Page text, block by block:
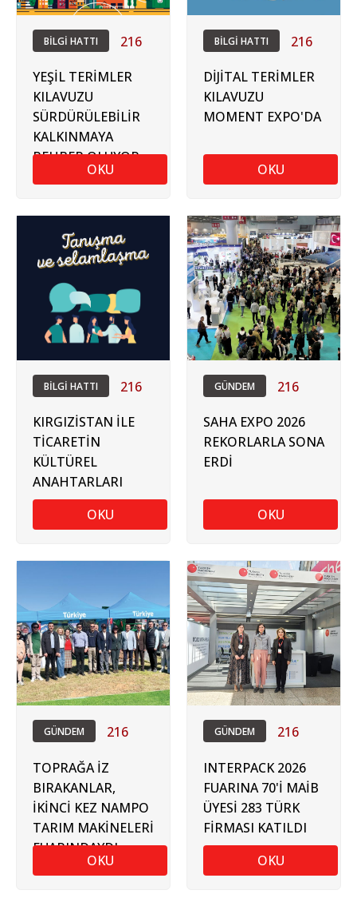
BİLGİ HATTI 216
YEŞİL TERİMLER
KILAVUZU
SÜRDÜRÜLEBİLİR
KALKINMAYA
REHBER OLUYOR
OKU
BİLGİ HATTI 216
DİJİTAL TERİMLER
KILAVUZU
MOMENT EXPO'DA
OKU
BİLGİ HATTI 216
KIRGIZİSTAN İLE
TİCARETİN
KÜLTÜREL
ANAHTARLARI
OKU
GÜNDEM 216
SAHA EXPO 2026
REKORLARLA SONA
ERDİ
OKU
GÜNDEM 216
TOPRAĞA İZ
BIRAKANLAR,
İKİNCİ KEZ NAMPO
TARIM MAKİNELERİ
FUARINDAYDI
OKU
GÜNDEM 216
INTERPACK 2026
FUARINA 70'İ MAİB
ÜYESİ 283 TÜRK
FİRMASI KATILDI
OKU